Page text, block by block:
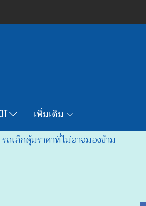
เพิ่มเติม
ถเล็กคุ้มราคาที่ไม่อาจมองข้าม